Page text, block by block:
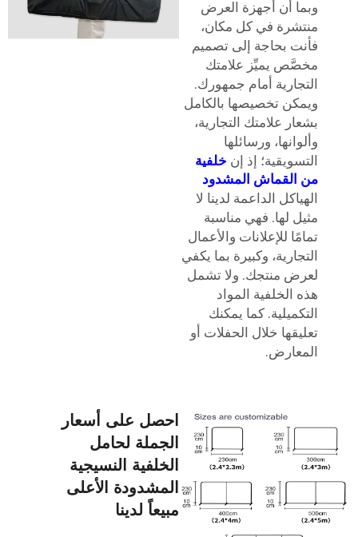
وبما أن أجهزة العرض
منتشرة في كل مكان،
فأنت بحاجة إلى تصميم
مخصَّص يميِّز علامتك
التجارية أمام جمهورك.
ويمكن تخصيصها بالكامل
بشعار علامتك التجارية،
وألوانها، ورسائلها
التسويقية؛ إذ إنخلفية
من القماش المشدود
الهياكل الداعمة لدينا لا
مثيل لها. فهي مناسبة
تمامًا للإعلانات والأعمال
التجارية، وكبيرة بما يكفي
لعرض منتجك. ولا تشمل
هذه الخلفية المواد
التكميلية. كما يمكنك
تعليقها خلال الحفلات أو
المعارض.
احصل على أسعار
الجملة لحامل
الخلفية النسيجية
المشدودة الأعلى
مبيعاً لدينا